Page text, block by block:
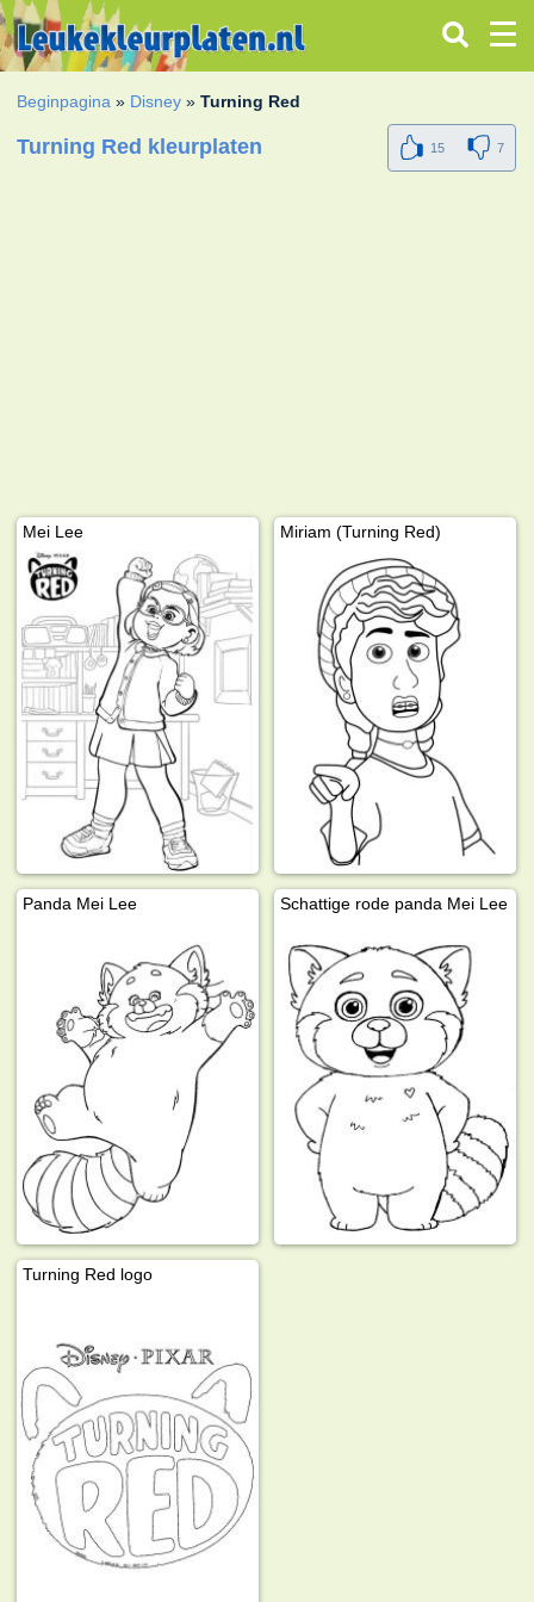
Beginpagina » Disney »Turning Red
Turning Red kleurplaten 15 7
Mei Lee Miriam (Turning Red)
Panda Mei Lee Schattige rode panda Mei Lee
Turning Red logo